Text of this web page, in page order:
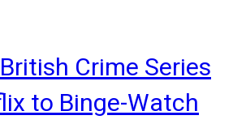
Crime Series
to Binge-Watch